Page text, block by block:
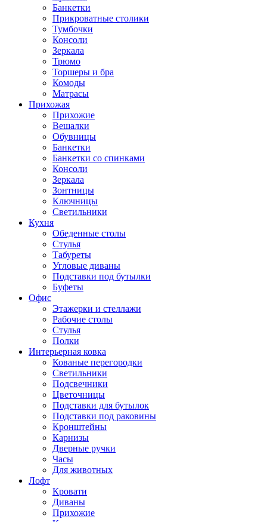
Банкетки
Прикроватные столики
Тумбочки
Консоли
Зеркала
Трюмо
Торшеры и бра
Комоды
Матрасы
Прихожая
Прихожие
Вешалки
Обувницы
Банкетки
Банкетки со спинками
Консоли
Зеркала
Зонтницы
Ключницы
Светильники
Кухня
Обеденные столы
Стулья
Табуреты
Угловые диваны
Подставки под бутылки
Буфеты
Офис
Этажерки и стеллажи
Рабочие столы
Стулья
Полки
Интерьерная ковка
Кованые перегородки
Светильники
Подсвечники
Цветочницы
Подставки для бутылок
Подставки под раковины
Кронштейны
Карнизы
Дверные ручки
Часы
Для животных
Лофт
Кровати
Диваны
Прихожие